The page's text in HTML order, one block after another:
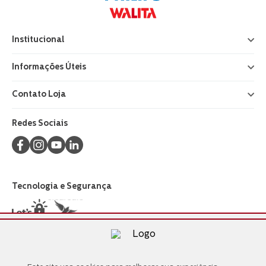
Institucional +
Informações Úteis +
Contato Loja +
Redes Sociais
Tecnologia e Segurança